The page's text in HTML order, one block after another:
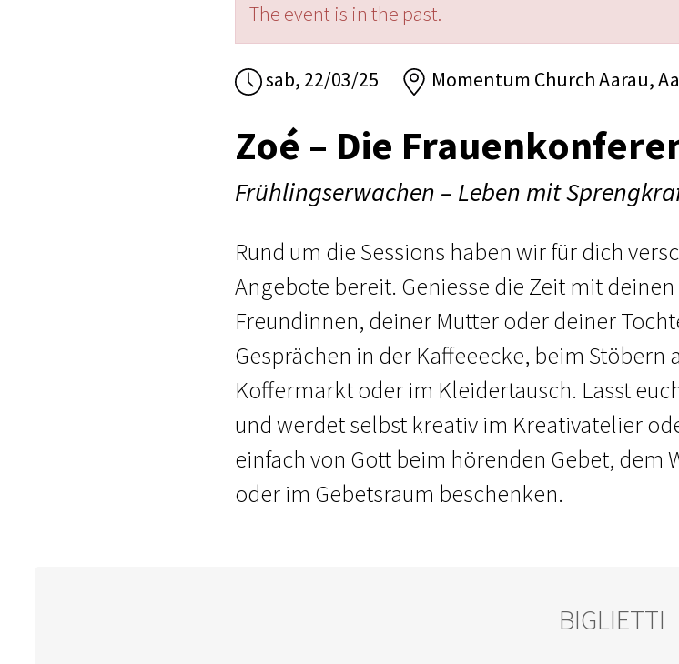
The event is in the past.
sab, 22/03/25 Momentum Church Aarau,
Zoé – Die
Frühlingserwachen – Leben mit
Rund um die Sessions haben wir für dich
Angebote bereit. Geniesse die Zeit mit deinen
Freundinnen, deiner Mutter oder deiner
Gesprächen in der Kaffeeecke, beim Stöbern
Koffermarkt oder im Kleidertausch. Lasst
und werdet selbst kreativ im Kreativatelier
einfach von Gott beim hörenden Gebet, dem
oder im Gebetsraum beschenken.
BIGLIETTI